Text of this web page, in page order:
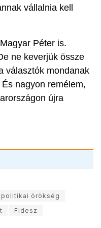
vállalnia kell
Péter is.
ne keverjük össze
választók mondanak
nagyon remélem,
újra
politikai örökség
Fidesz